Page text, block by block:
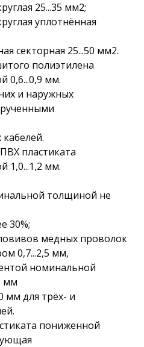
25...35 мм2;
уплотнённая
секторная 25...50 мм2.
полиэтилена
0,6...0,9 мм.
и наружных
пластиката
1,0...1,2 мм.
толщиной не
30%;
медных проволок
0,7...2,5 мм,
номинальной
мм
мм для трёх- и
пониженной